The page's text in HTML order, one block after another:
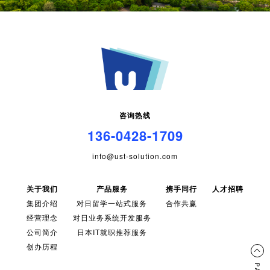
咨询热线
136-0428-1709
info@ust-solution.com
关于我们
集团介绍
经营理念
公司简介
创办历程
产品服务
对日留学一站式服务
对日业务系统开发服务
日本IT就职推荐服务
携手同行
合作共赢
人才招聘